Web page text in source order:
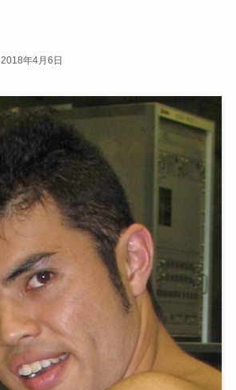
2018年4月6日